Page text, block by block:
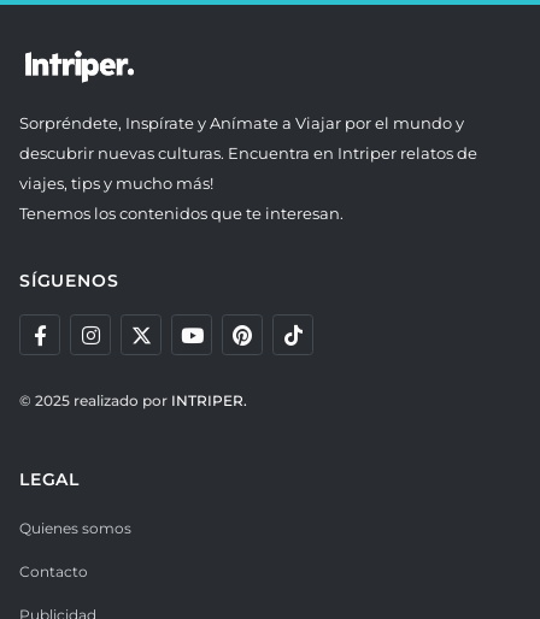
Sorpréndete, Inspírate y Anímate a Viajar por el mundo y
descubrir nuevas culturas. Encuentra en Intriper relatos de
viajes, tips y mucho más!
Tenemos los contenidos que te interesan.
SÍGUENOS
© 2025 realizado por INTRIPER.
LEGAL
Quienes somos
Contacto
Publicidad